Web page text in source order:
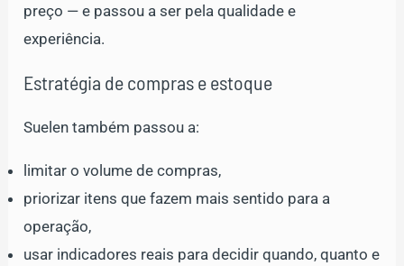
preço — e passou a ser pela qualidade e
experiência.
Estratégia de compras e estoque
Suelen também passou a:
limitar o volume de compras,
priorizar itens que fazem mais sentido para a
operação,
usar indicadores reais para decidir quando, quanto e